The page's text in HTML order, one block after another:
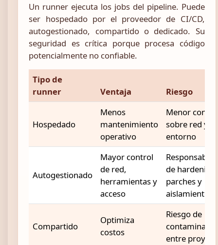
Un runner ejecuta los jobs del pipeline. Puede
ser hospedado por el proveedor de CI/CD,
autogestionado, compartido o dedicado. Su
seguridad es crítica porque procesa código
potencialmente no confiable.
Tipo de
runner
Ventaja Riesgo
Hospedado
Menos
mantenimiento
operativo
Menor
sobre red y
entorno
Autogestionado
Mayor control
de red,
herramientas y
acceso
de hardening,
parches y
aislamiento
Compartido
Optimiza
costos
Riesgo de
entre